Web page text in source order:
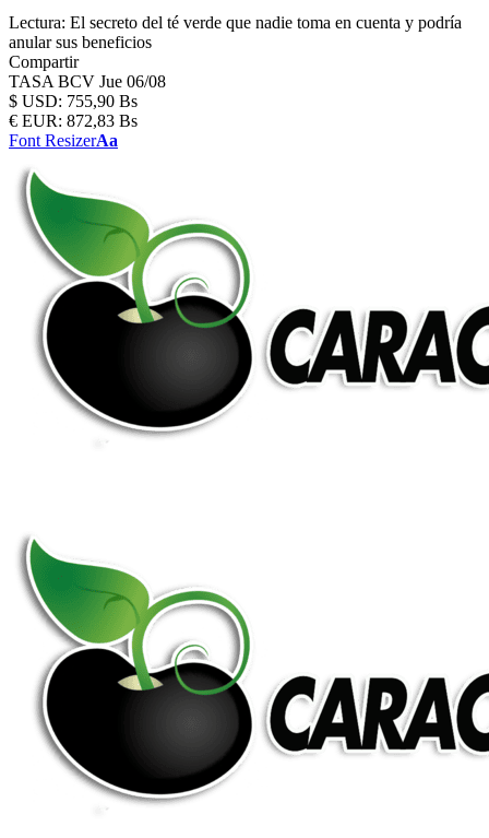
Lectura: El secreto del té verde que nadie toma en cuenta y podría
anular sus beneficios
Compartir
TASA BCV Jue 06/08
$ USD: 755,90 Bs
€ EUR: 872,83 Bs
Font ResizerAa